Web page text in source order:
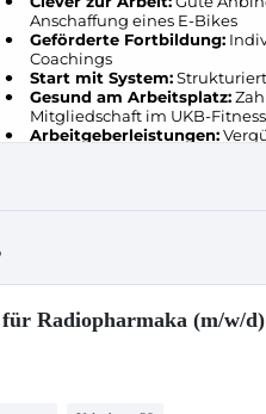
Radiopharmaka (m/w/d)